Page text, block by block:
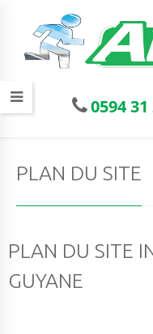
0594 31
PLAN DU SITE
PLAN DU SITE
GUYANE